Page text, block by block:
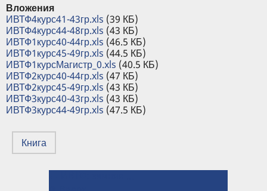
Вложения
ИВТФ4курс41-43гр.xls (39 КБ)
ИВТФ4курс44-48гр.xls (43 КБ)
ИВТФ1курс40-44гр.xls (46.5 КБ)
ИВТФ1курс45-49гр.xls (44.5 КБ)
ИВТФ1курсМагистр_0.xls (40.5 КБ)
ИВТФ2курс40-44гр.xls (47 КБ)
ИВТФ2курс45-49гр.xls (43 КБ)
ИВТФ3курс40-43гр.xls (43 КБ)
ИВТФ3курс44-49гр.xls (47.5 КБ)
Книга